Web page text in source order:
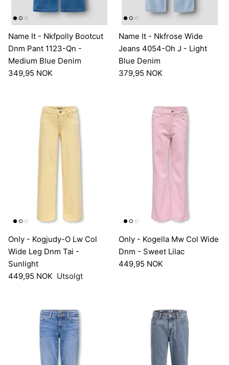
Name It - Nkfpolly Bootcut
Dnm Pant 1123-Qn -
Medium Blue Denim
349,95 NOK
Name It - Nkfrose Wide
Jeans 4054-Oh J - Light
Blue Denim
379,95 NOK
Only - Kogjudy-O Lw Col
Wide Leg Dnm Tai -
Sunlight
449,95 NOK Utsolgt
Only - Kogella Mw Col Wide
Dnm - Sweet Lilac
449,95 NOK